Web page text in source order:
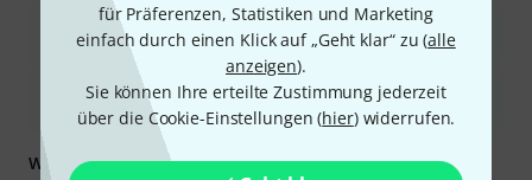
für Präferenzen, Statistiken und Marketing
einfach durch einen Klick auf „Geht klar“ zu (alle
anzeigen).
Sie können Ihre erteilte Zustimmung jederzeit
über die Cookie-Einstellungen (hier) widerrufen.
Sie bieten ein außergewöhnliches Preis-Leistungs-Verhältnis und
übertreffen oft teurere Monitore.
Das 3-Wege-Design trägt zu klaren Mitten und einem gut
definierten Bass bei.
Was Sie außerdem wissen sollten: